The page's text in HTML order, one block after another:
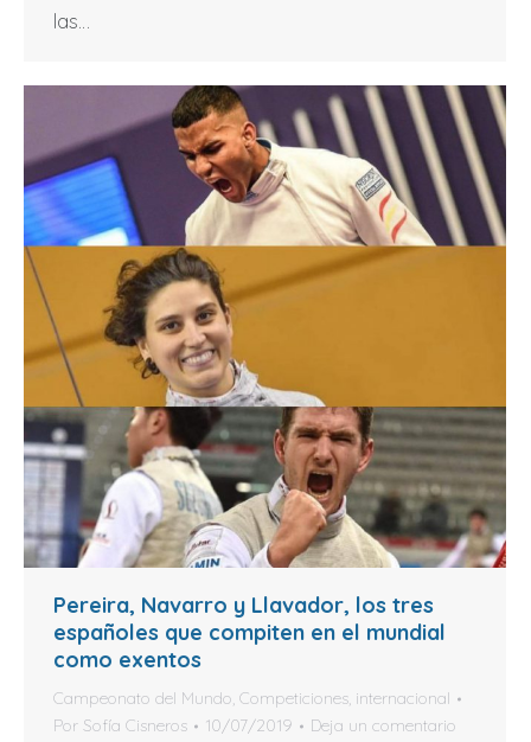
las…
Pereira, Navarro y Llavador, los tres
españoles que compiten en el mundial
como exentos
Campeonato del Mundo, Competiciones, internacional
Por Sofía Cisneros 10/07/2019 Deja un comentario